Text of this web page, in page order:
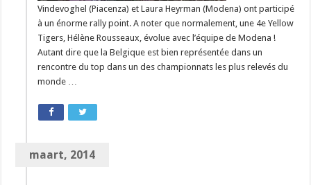
Vindevoghel (Piacenza) et Laura Heyrman (Modena) ont participé
à un énorme rally point. A noter que normalement, une 4e Yellow
Tigers, Hélène Rousseaux, évolue avec l’équipe de Modena !
Autant dire que la Belgique est bien représentée dans un
rencontre du top dans un des championnats les plus relevés du
monde …
maart, 2014